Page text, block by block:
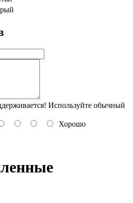
Используйте обычный
Хорошо